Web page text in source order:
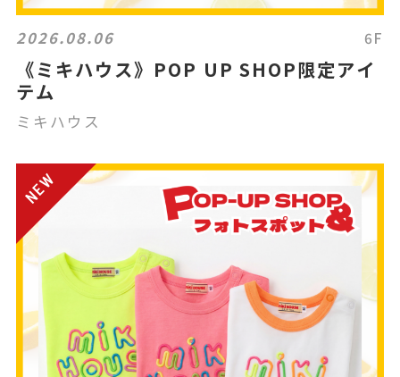
2026.08.06 6F
《ミキハウス》POP UP SHOP限定アイ
テム
ミキハウス